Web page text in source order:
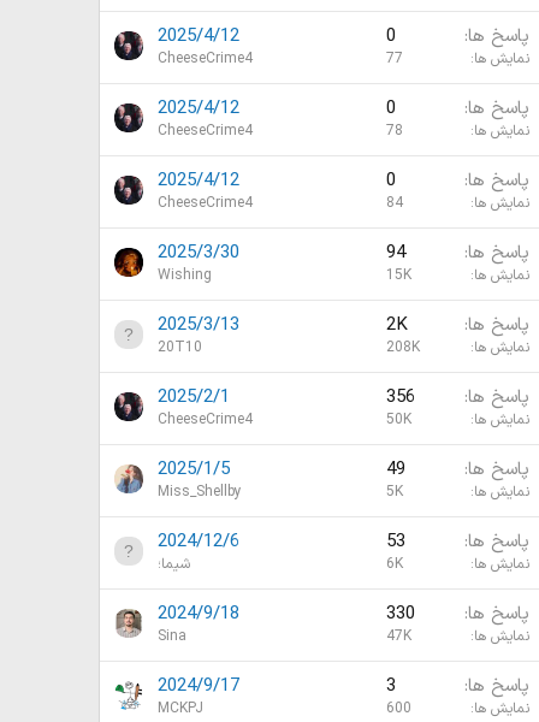
پاسخ ها 0
نمایش ها 77
2025/4/12
CheeseCrime4
پاسخ ها 0
نمایش ها 78
2025/4/12
CheeseCrime4
پاسخ ها 0
نمایش ها 84
2025/4/12
CheeseCrime4
پاسخ ها 94
نمایش ها 15K
2025/3/30
Wishing
پاسخ ها 2K
نمایش ها 208K
2025/3/13
20T10
پاسخ ها 356
نمایش ها 50K
2025/2/1
CheeseCrime4
پاسخ ها 49
نمایش ها 5K
2025/1/5
Miss_Shellby
پاسخ ها 53
نمایش ها 6K
2024/12/6
شیما؛
پاسخ ها 330
نمایش ها 47K
2024/9/18
Sina
پاسخ ها 3
نمایش ها 600
2024/9/17
MCKPJ